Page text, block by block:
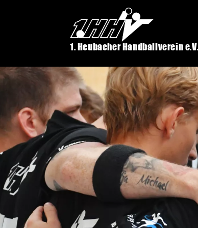
1. Heubacher Handballverein e.V.